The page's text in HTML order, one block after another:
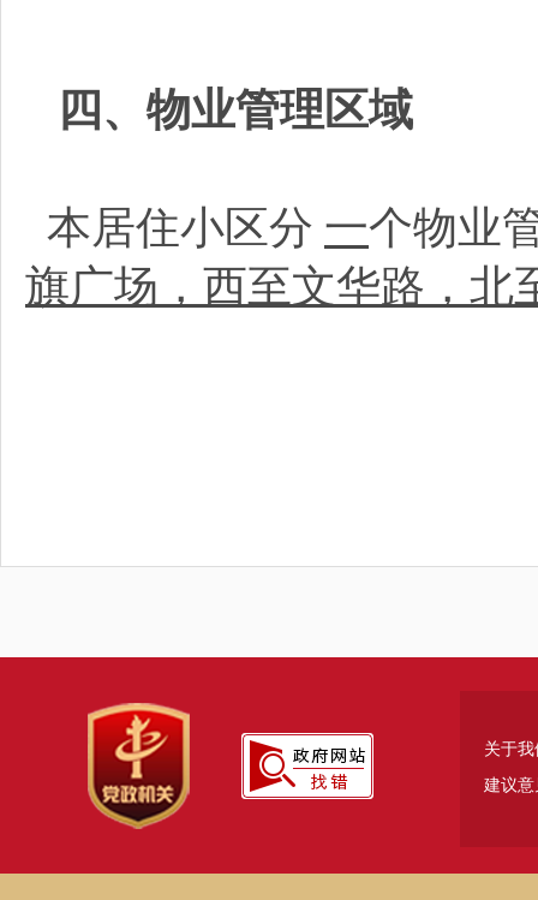
四、物业管理区域
本居住小区分 一个物业
旗广场，西至文华路，北
关于我
建议意